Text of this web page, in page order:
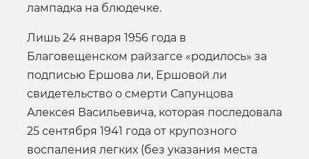
лампадка на блюдечке.
Лишь 24 января 1956 года в
Благовещенском райзагсе «родилось» за
подписью Ершова ли, Ершовой ли
свидетельство о смерти Сапунцова
Алексея Васильевича, которая последовала
25 сентября 1941 года от крупозного
воспаления легких (без указания места